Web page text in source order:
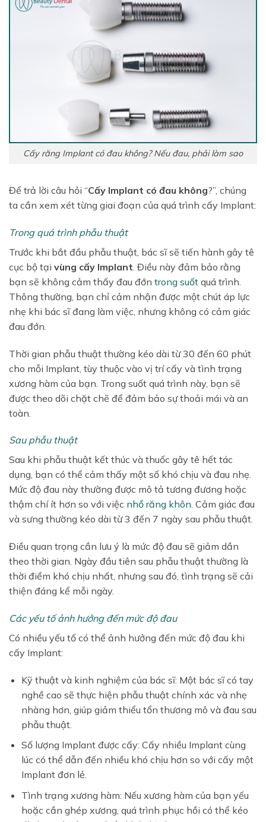
Cấy răng Implant có đau không? Nếu đau, phải làm sao
Để trả lời câu hỏi “Cấy Implant có đau không?”, chúng
ta cần xem xét từng giai đoạn của quá trình cấy Implant:
Trong quá trình phẫu thuật
Trước khi bắt đầu phẫu thuật, bác sĩ sẽ tiến hành gây tê
cục bộ tại vùng cấy Implant . Điều này đảm bảo rằng
bạn sẽ không cảm thấy đau đớn trong suốt quá trình.
Thông thường, bạn chỉ cảm nhận được một chút áp lực
nhẹ khi bác sĩ đang làm việc, nhưng không có cảm giác
đau đớn.
Thời gian phẫu thuật thường kéo dài từ 30 đến 60 phút
cho mỗi Implant, tùy thuộc vào vị trí cấy và tình trạng
xương hàm của bạn. Trong suốt quá trình này, bạn sẽ
được theo dõi chặt chẽ để đảm bảo sự thoải mái và an
toàn.
Sau phẫu thuật
Sau khi phẫu thuật kết thúc và thuốc gây tê hết tác
dụng, bạn có thể cảm thấy một số khó chịu và đau nhẹ.
Mức độ đau này thường được mô tả tương đương hoặc
thậm chí ít hơn so với việc nhổ răng khôn. Cảm giác đau
và sưng thường kéo dài từ 3 đến 7 ngày sau phẫu thuật.
Điều quan trọng cần lưu ý là mức độ đau sẽ giảm dần
theo thời gian. Ngày đầu tiên sau phẫu thuật thường là
thời điểm khó chịu nhất, nhưng sau đó, tình trạng sẽ cải
thiện đáng kể mỗi ngày.
Các yếu tố ảnh hưởng đến mức độ đau
Có nhiều yếu tố có thể ảnh hưởng đến mức độ đau khi
cấy Implant:
Kỹ thuật và kinh nghiệm của bác sĩ: Một bác sĩ có tay
nghề cao sẽ thực hiện phẫu thuật chính xác và nhẹ
nhàng hơn, giúp giảm thiểu tổn thương mô và đau sau
phẫu thuật.
Số lượng Implant được cấy: Cấy nhiều Implant cùng
lúc có thể dẫn đến nhiều khó chịu hơn so với cấy một
Implant đơn lẻ.
Tình trạng xương hàm: Nếu xương hàm của bạn yếu
hoặc cần ghép xương, quá trình phục hồi có thể kéo